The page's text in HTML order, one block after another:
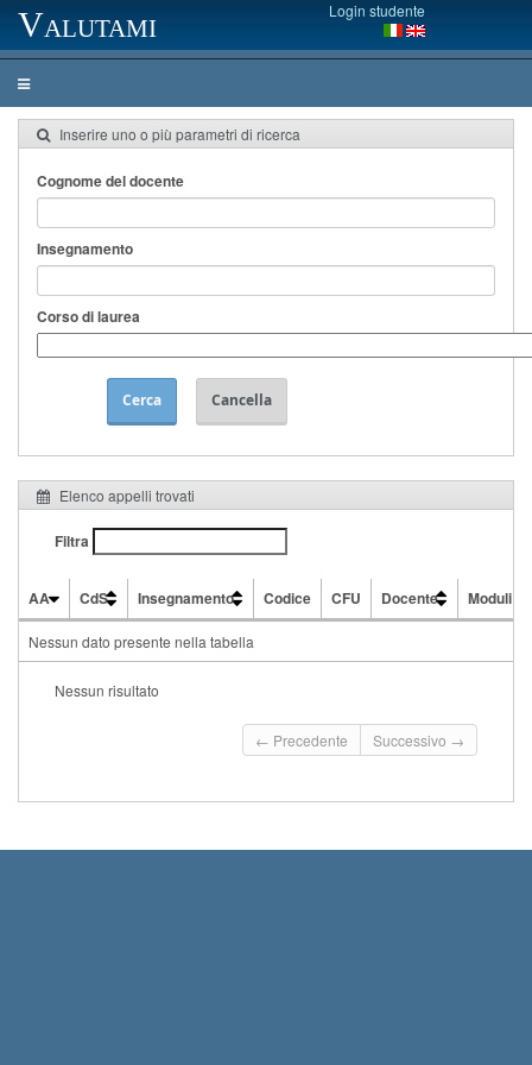
Valutami Login studente
Inserire uno o più parametri di ricerca
Cognome del docente
Insegnamento
Corso di laurea
Cerca Cancella
Elenco appelli trovati
Filtra
AA CdS Insegnamento Codice CFU Docente
Moduli
Nessun dato presente nella tabella
Nessun risultato
← Precedente Successivo →